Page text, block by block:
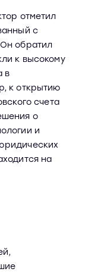
отметил
с
обратил
к высокому
в
к открытию
счета
о
и
на